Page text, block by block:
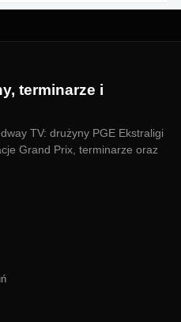
terminarze i
TV: drużyny PGE Ekstraligi
Grand Prix, terminarze oraz